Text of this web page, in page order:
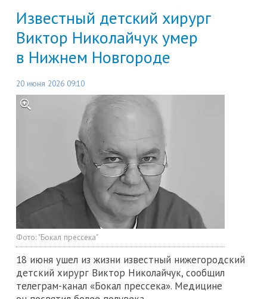
Известный детский хирург
Виктор Николайчук умер
в Нижнем Новгороде
20 июня 2026 09:10
Фото: "Бокал прессека"
18 июня ушел из жизни известный нижегородский
детский хирург Виктор Николайчук, сообщил
телеграм-канал «Бокал прессека». Медицине